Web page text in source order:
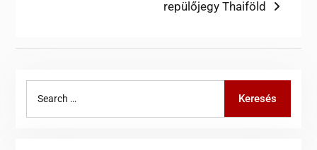
post:
repülőjegy Thaiföld
Keresés